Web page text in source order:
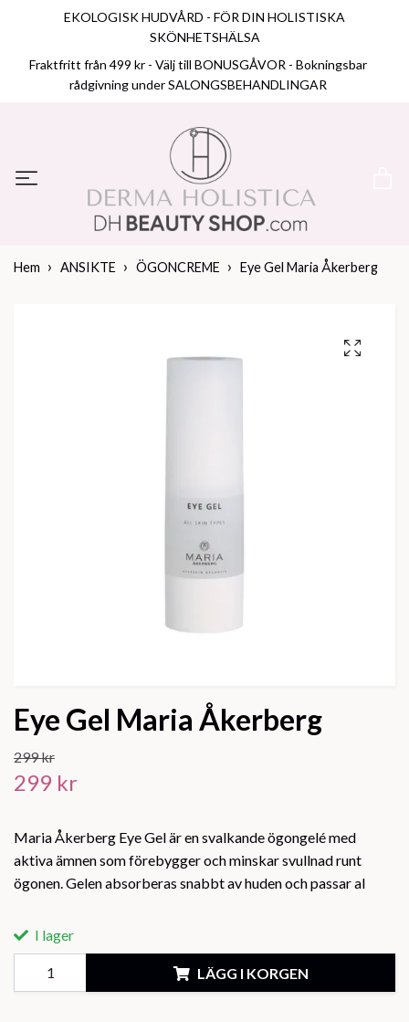
EKOLOGISK HUDVÅRD - FÖR DIN HOLISTISKA
SKÖNHETSHÄLSA
Fraktfritt från 499 kr - Välj till BONUSGÅVOR - Bokningsbar
rådgivning under SALONGSBEHANDLINGAR
Hem ANSIKTE ÖGONCREME Eye Gel Maria Åkerberg
Eye Gel Maria Åkerberg
299 kr
299 kr
Maria Åkerberg Eye Gel är en svalkande ögongelé med
aktiva ämnen som förebygger och minskar svullnad runt
ögonen. Gelen absorberas snabbt av huden och passar al
I lager
LÄGG I KORGEN